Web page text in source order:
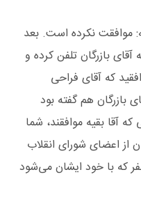
موافقت نکرده است. بعد
بازرگان تلفن کرده و
که آقای فراحی
بازرگان هم گفته بود
آقا بقیه موافقند، شما
از اعضای شورای انقلاب
که با خود ایشان می‌شود